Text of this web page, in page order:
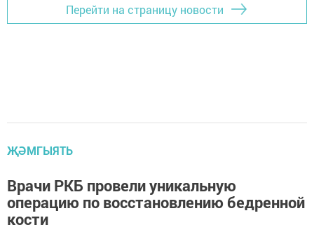
Перейти на страницу новости
ҖӘМГЫЯТЬ
Врачи РКБ провели уникальную
операцию по восстановлению бедренной
кости